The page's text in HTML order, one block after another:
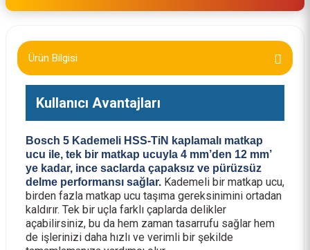
Ürün Bilgisi
Kullanıcı Avantajları
Bosch 5 Kademeli HSS-TiN kaplamalı matkap
ucu ile, tek bir matkap ucuyla 4 mm’den 12 mm’
ye kadar, ince saclarda çapaksız ve pürüzsüz
delme performansı sağlar. Kademeli bir matkap ucu,
birden fazla matkap ucu taşıma gereksinimini ortadan
kaldırır. Tek bir uçla farklı çaplarda delikler
açabilirsiniz, bu da hem zaman tasarrufu sağlar hem
de işlerinizi daha hızlı ve verimli bir şekilde